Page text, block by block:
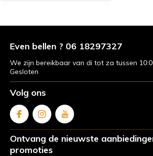
Even bellen ? 06 18297327
We zijn bereikbaar van di tot za tussen
Gesloten
Volg ons
Ontvang de nieuwste
promoties